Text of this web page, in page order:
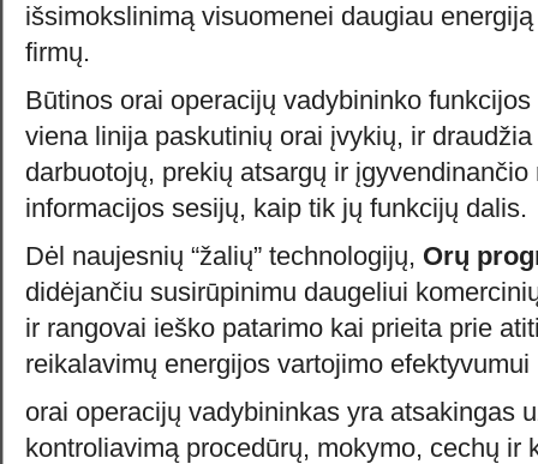
išsimokslinimą visuomenei daugiau
firmų.
Būtinos orai operacijų vadybininko
viena linija paskutinių orai įvykių, ir
darbuotojų, prekių atsargų ir
informacijos sesijų, kaip tik jų funkcijų dalis.
Dėl naujesnių “žalių” technologijų, Orų
didėjančiu susirūpinimu daugeliui
ir rangovai ieško patarimo kai prieita prie
reikalavimų energijos vartojimo
orai operacijų vadybininkas yra atsakingas
kontroliavimą procedūrų, mokymo, cechų ir